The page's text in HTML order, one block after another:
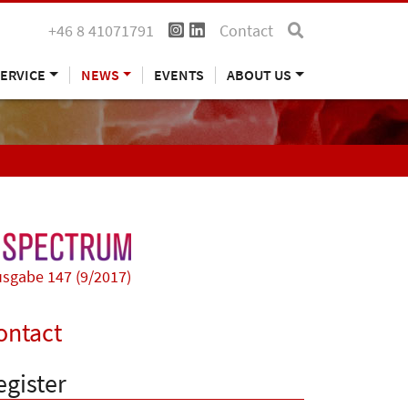
+46 8 41071791 Contact
NEWS EVENTS ABOUT US
147 (9/2017)